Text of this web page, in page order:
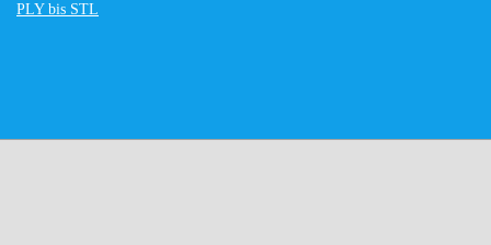
PLY bis STL